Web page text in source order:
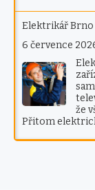
Elektrikář
6 července
že
Přitom